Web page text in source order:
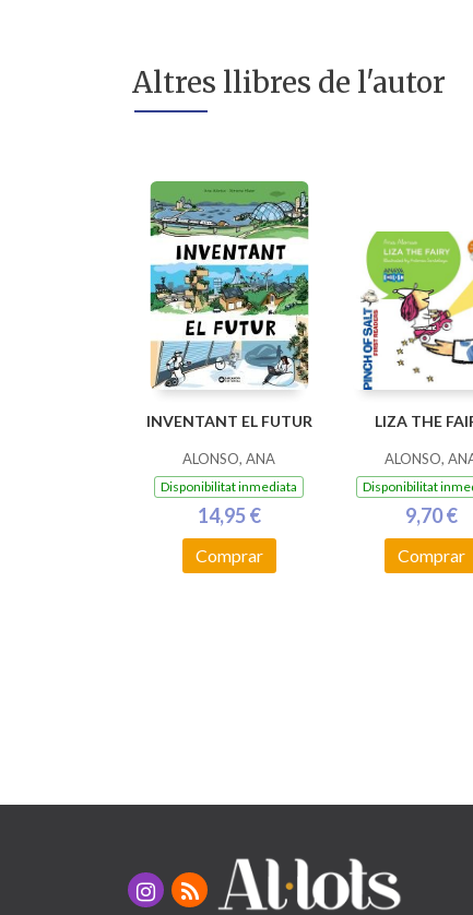
Altres llibres de l'autor
INVENTANT EL FUTUR
ALONSO, ANA
Disponibilitat inmediata
14,95 €
Comprar
LIZA THE
ALONSO,
Disponibilitat
9,70 €
Comprar